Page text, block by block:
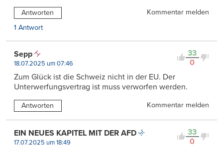
Antworten
Kommentar melden
1 Antwort
33
0
Sepp
18.07.2025 um 07:46
Zum Glück ist die Schweiz nicht in der EU. Der
Unterwerfungsvertrag ist muss verworfen werden.
Antworten Kommentar melden
33
0
EIN NEUES KAPITEL MIT DER AFD
17.07.2025 um 18:49